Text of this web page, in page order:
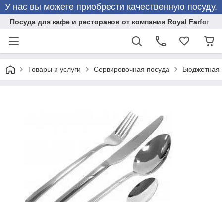
У нас вы можете приобрести качественную посуду.
Посуда для кафе и ресторанов от компании Royal Farfor
Товары и услуги Сервировочная посуда Бюджетная